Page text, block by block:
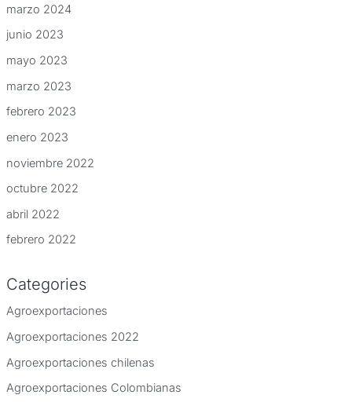
marzo 2024
junio 2023
mayo 2023
marzo 2023
febrero 2023
enero 2023
noviembre 2022
octubre 2022
abril 2022
febrero 2022
Categories
Agroexportaciones
Agroexportaciones 2022
Agroexportaciones chilenas
Agroexportaciones Colombianas